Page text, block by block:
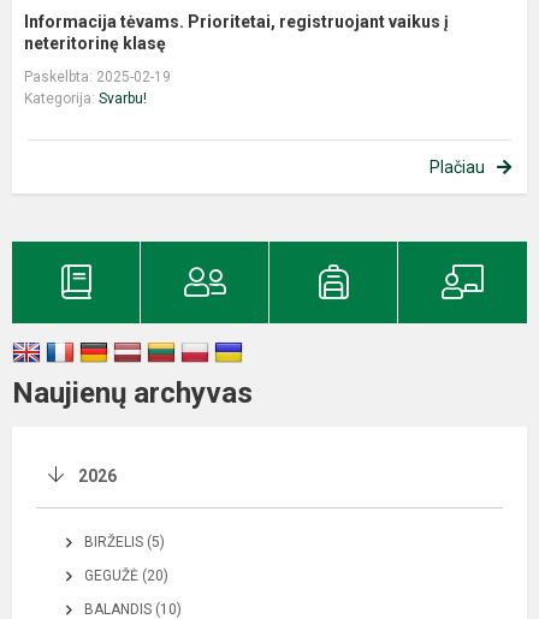
Informacija tėvams. Prioritetai, registruojant vaikus į
neteritorinę klasę
Paskelbta: 2025-02-19
Kategorija: Svarbu!
Plačiau
Naujienų archyvas
2026
BIRŽELIS (5)
GEGUŽĖ (20)
BALANDIS (10)